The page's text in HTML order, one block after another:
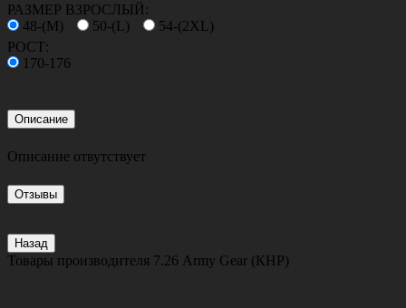
РАЗМЕР ВЗРОСЛЫЙ:
48-(M)
50-(L)
54-(2XL)
РОСТ:
170-176
Описание
Описание отвутствует
Отзывы
Назад
Товары производителя 7.26 Army Gear (КНР)